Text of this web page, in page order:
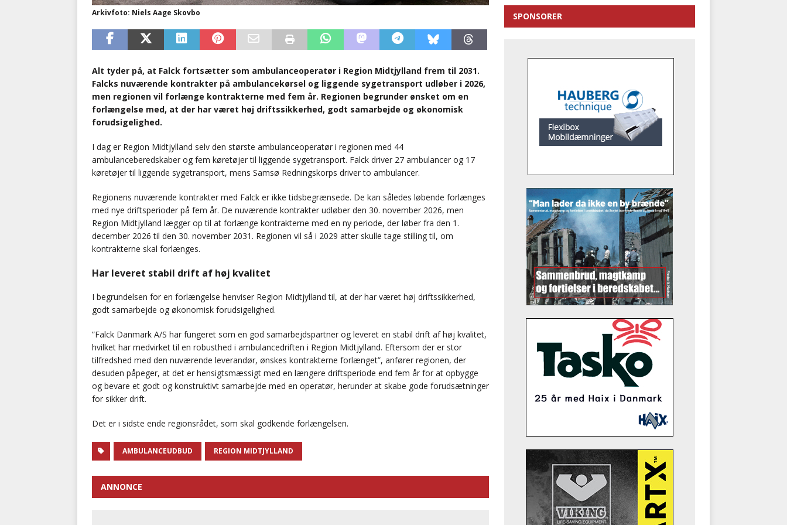
Arkivfoto: Niels Aage Skovbo
Alt tyder på, at Falck fortsætter som ambulanceoperatør i Region Midtjylland frem til 2031.
Falcks nuværende kontrakter på ambulancekørsel og liggende sygetransport udløber i 2026,
men regionen vil forlænge kontrakterne med fem år. Regionen begrunder ønsket om en
forlængelse med, at der har været høj driftssikkerhed, godt samarbejde og økonomisk
forudsigelighed.
I dag er Region Midtjylland selv den største ambulanceoperatør i regionen med 44
ambulanceberedskaber og fem køretøjer til liggende sygetransport. Falck driver 27 ambulancer og 17
køretøjer til liggende sygetransport, mens Samsø Redningskorps driver to ambulancer.
Regionens nuværende kontrakter med Falck er ikke tidsbegrænsede. De kan således løbende forlænges
med nye driftsperioder på fem år. De nuværende kontrakter udløber den 30. november 2026, men
Region Midtjylland lægger op til at forlænge kontrakterne med en ny periode, der løber fra den 1.
december 2026 til den 30. november 2031. Regionen vil så i 2029 atter skulle tage stilling til, om
kontrakterne skal forlænges.
Har leveret stabil drift af høj kvalitet
I begrundelsen for en forlængelse henviser Region Midtjylland til, at der har været høj driftssikkerhed,
godt samarbejde og økonomisk forudsigelighed.
”Falck Danmark A/S har fungeret som en god samarbejdspartner og leveret en stabil drift af høj kvalitet,
hvilket har medvirket til en robusthed i ambulancedriften i Region Midtjylland. Eftersom der er stor
tilfredshed med den nuværende leverandør, ønskes kontrakterne forlænget”, anfører regionen, der
desuden påpeger, at det er hensigtsmæssigt med en længere driftsperiode end fem år for at opbygge
og bevare et godt og konstruktivt samarbejde med en operatør, herunder at skabe gode forudsætninger
for sikker drift.
Det er i sidste ende regionsrådet, som skal godkende forlængelsen.
AMBULANCEUDBUD REGION MIDTJYLLAND
ANNONCE
SPONSORER